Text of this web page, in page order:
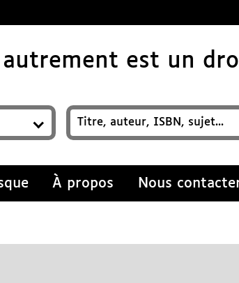
autrement est un
ISBN, sujet…
À propos Nous